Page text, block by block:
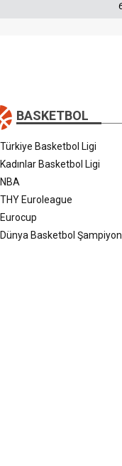
BASKETBOL
Türkiye Basketbol Ligi
Kadınlar Basketbol Ligi
NBA
THY Euroleague
Eurocup
Dünya Basketbol